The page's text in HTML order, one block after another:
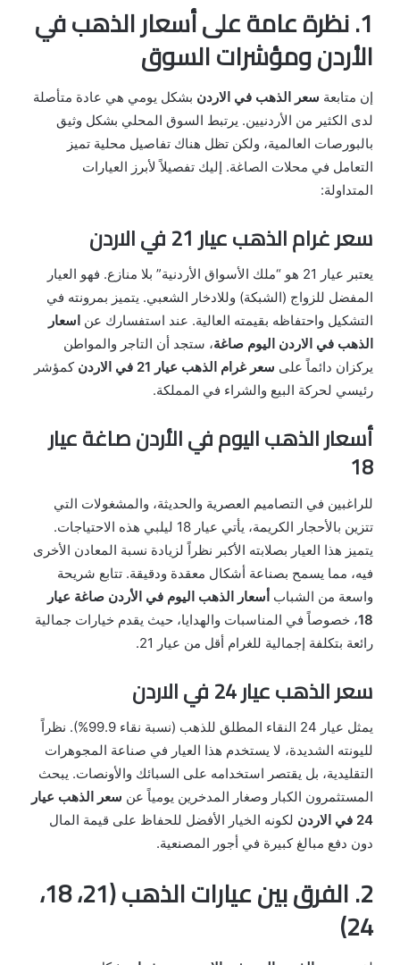
1. نظرة عامة على أسعار الذهب في
الأردن ومؤشرات السوق
إن متابعة سعر الذهب في الاردن بشكل يومي هي عادة متأصلة
لدى الكثير من الأردنيين. يرتبط السوق المحلي بشكل وثيق
بالبورصات العالمية، ولكن تظل هناك تفاصيل محلية تميز
التعامل في محلات الصاغة. إليك تفصيلاً لأبرز العيارات
المتداولة:
سعر غرام الذهب عيار 21 في الاردن
يعتبر عيار 21 هو “ملك الأسواق الأردنية” بلا منازع. فهو العيار
المفضل للزواج (الشبكة) وللادخار الشعبي. يتميز بمرونته في
التشكيل واحتفاظه بقيمته العالية. عند استفسارك عن اسعار
الذهب في الاردن اليوم صاغة، ستجد أن التاجر والمواطن
يركزان دائماً على سعر غرام الذهب عيار 21 في الاردن
كمؤشر
رئيسي لحركة البيع والشراء في المملكة.
أسعار الذهب اليوم في الأردن صاغة عيار
18
للراغبين في التصاميم العصرية والحديثة، والمشغولات التي
تتزين بالأحجار الكريمة، يأتي عيار 18 ليلبي هذه الاحتياجات.
يتميز هذا العيار بصلابته الأكبر نظراً لزيادة نسبة المعادن الأخرى
فيه، مما يسمح بصناعة أشكال معقدة ودقيقة. تتابع شريحة
واسعة من الشباب أسعار الذهب اليوم في الأردن صاغة عيار
18، خصوصاً في المناسبات والهدايا، حيث يقدم خيارات جمالية
رائعة بتكلفة إجمالية للغرام أقل من عيار 21.
سعر الذهب عيار 24 في الاردن
يمثل عيار 24 النقاء المطلق للذهب (نسبة نقاء 99.9%). نظراً
لليونته الشديدة، لا يستخدم هذا العيار في صناعة المجوهرات
التقليدية، بل يقتصر استخدامه على السبائك والأونصات. يبحث
المستثمرون الكبار وصغار المدخرين يومياً عن سعر الذهب عيار
24 في الاردن
لكونه الخيار الأفضل للحفاظ على قيمة المال
دون دفع مبالغ كبيرة في أجور المصنعية.
2. الفرق بين عيارات الذهب (21، 18،
24)